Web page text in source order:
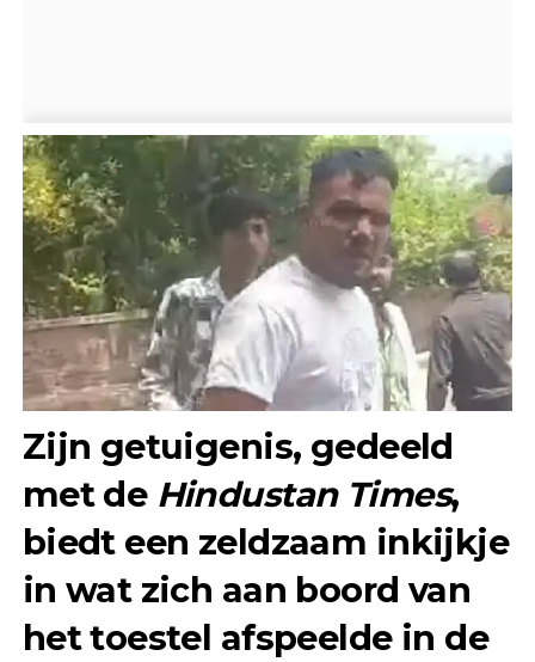
Zijn getuigenis, gedeeld
met de Hindustan Times,
biedt een zeldzaam inkijkje
in wat zich aan boord van
het toestel afspeelde in de